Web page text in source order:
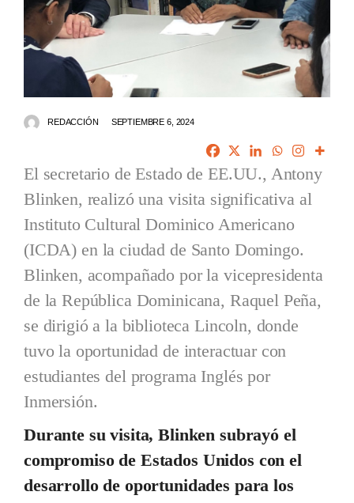
REDACCIÓN SEPTIEMBRE 6, 2024
El secretario de Estado de EE.UU., Antony
Blinken, realizó una visita significativa al
Instituto Cultural Dominico Americano
(ICDA) en la ciudad de Santo Domingo.
Blinken, acompañado por la vicepresidenta
de la República Dominicana, Raquel Peña,
se dirigió a la biblioteca Lincoln, donde
tuvo la oportunidad de interactuar con
estudiantes del programa Inglés por
Inmersión.
Durante su visita, Blinken subrayó el
compromiso de Estados Unidos con el
desarrollo de oportunidades para los